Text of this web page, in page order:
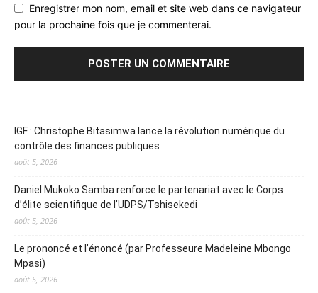
Enregistrer mon nom, email et site web dans ce navigateur
pour la prochaine fois que je commenterai.
IGF : Christophe Bitasimwa lance la révolution numérique du
contrôle des finances publiques
août 5, 2026
Daniel Mukoko Samba renforce le partenariat avec le Corps
d’élite scientifique de l’UDPS/Tshisekedi
août 5, 2026
Le prononcé et l’énoncé (par Professeure Madeleine Mbongo
Mpasi)
août 5, 2026